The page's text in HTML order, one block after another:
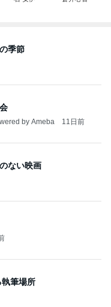
季節
by Ameba 11日前
ない映画
筆場所